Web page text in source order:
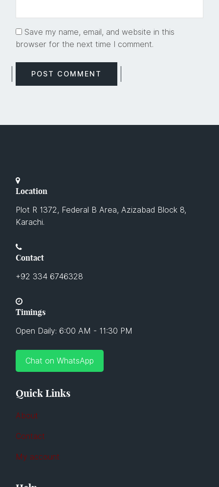
Save my name, email, and website in this
browser for the next time I comment.
Location
Plot R 1372, Federal B Area, Azizabad Block 8,
Karachi.
Contact
+92 334 6746328
Timings
Open Daily: 6:00 AM - 11:30 PM
Chat on WhatsApp
Quick Links
About
Contact
My account